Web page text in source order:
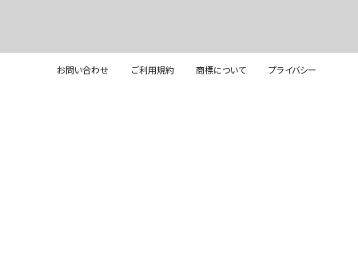
お問い合わせ ご利用規約 商標について プライバシー